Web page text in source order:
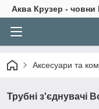
Аква Крузер - човни
Аксесуари та
Трубні з'єднувачі